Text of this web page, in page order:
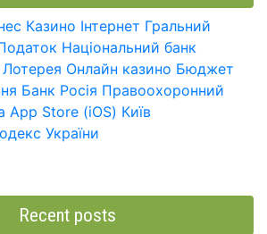
Казино Інтернет Гральний
Національний банк
Лотерея Онлайн казино Бюджет
Банк Росія Правоохоронний
App Store (iOS) Київ
України
Recent posts